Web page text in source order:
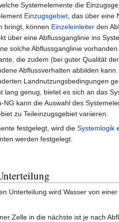
Systemelemente die
Einzugsgebiet, das über eine
bringt, können Einzeleinleiter den
über eine Abflussganglinie ins
solche Abflussganglinie
die zudem (bei guter Qualität
Abflussverhalten abbilden
Landnutzungsbedingungen
lang genug, bietet es sich an das
NG kann die Auswahl des
zu Teileinzugsgebiet variieren.
festgelegt, wird die Systemlogik
werden festgelegt.
Unterteilung wird Wasser von
Zelle in die nächste ist je nach